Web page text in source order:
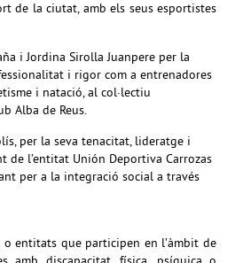
de la ciutat, amb els seus esportistes
i Jordina Sirolla Juanpere per la
i rigor com a entrenadores
i natació, al col·lectiu
Alba de Reus.
per la seva tenacitat, lideratge i
de l’entitat Unión Deportiva Carrozas
per a la integració social a través
o entitats que participen en l’àmbit de